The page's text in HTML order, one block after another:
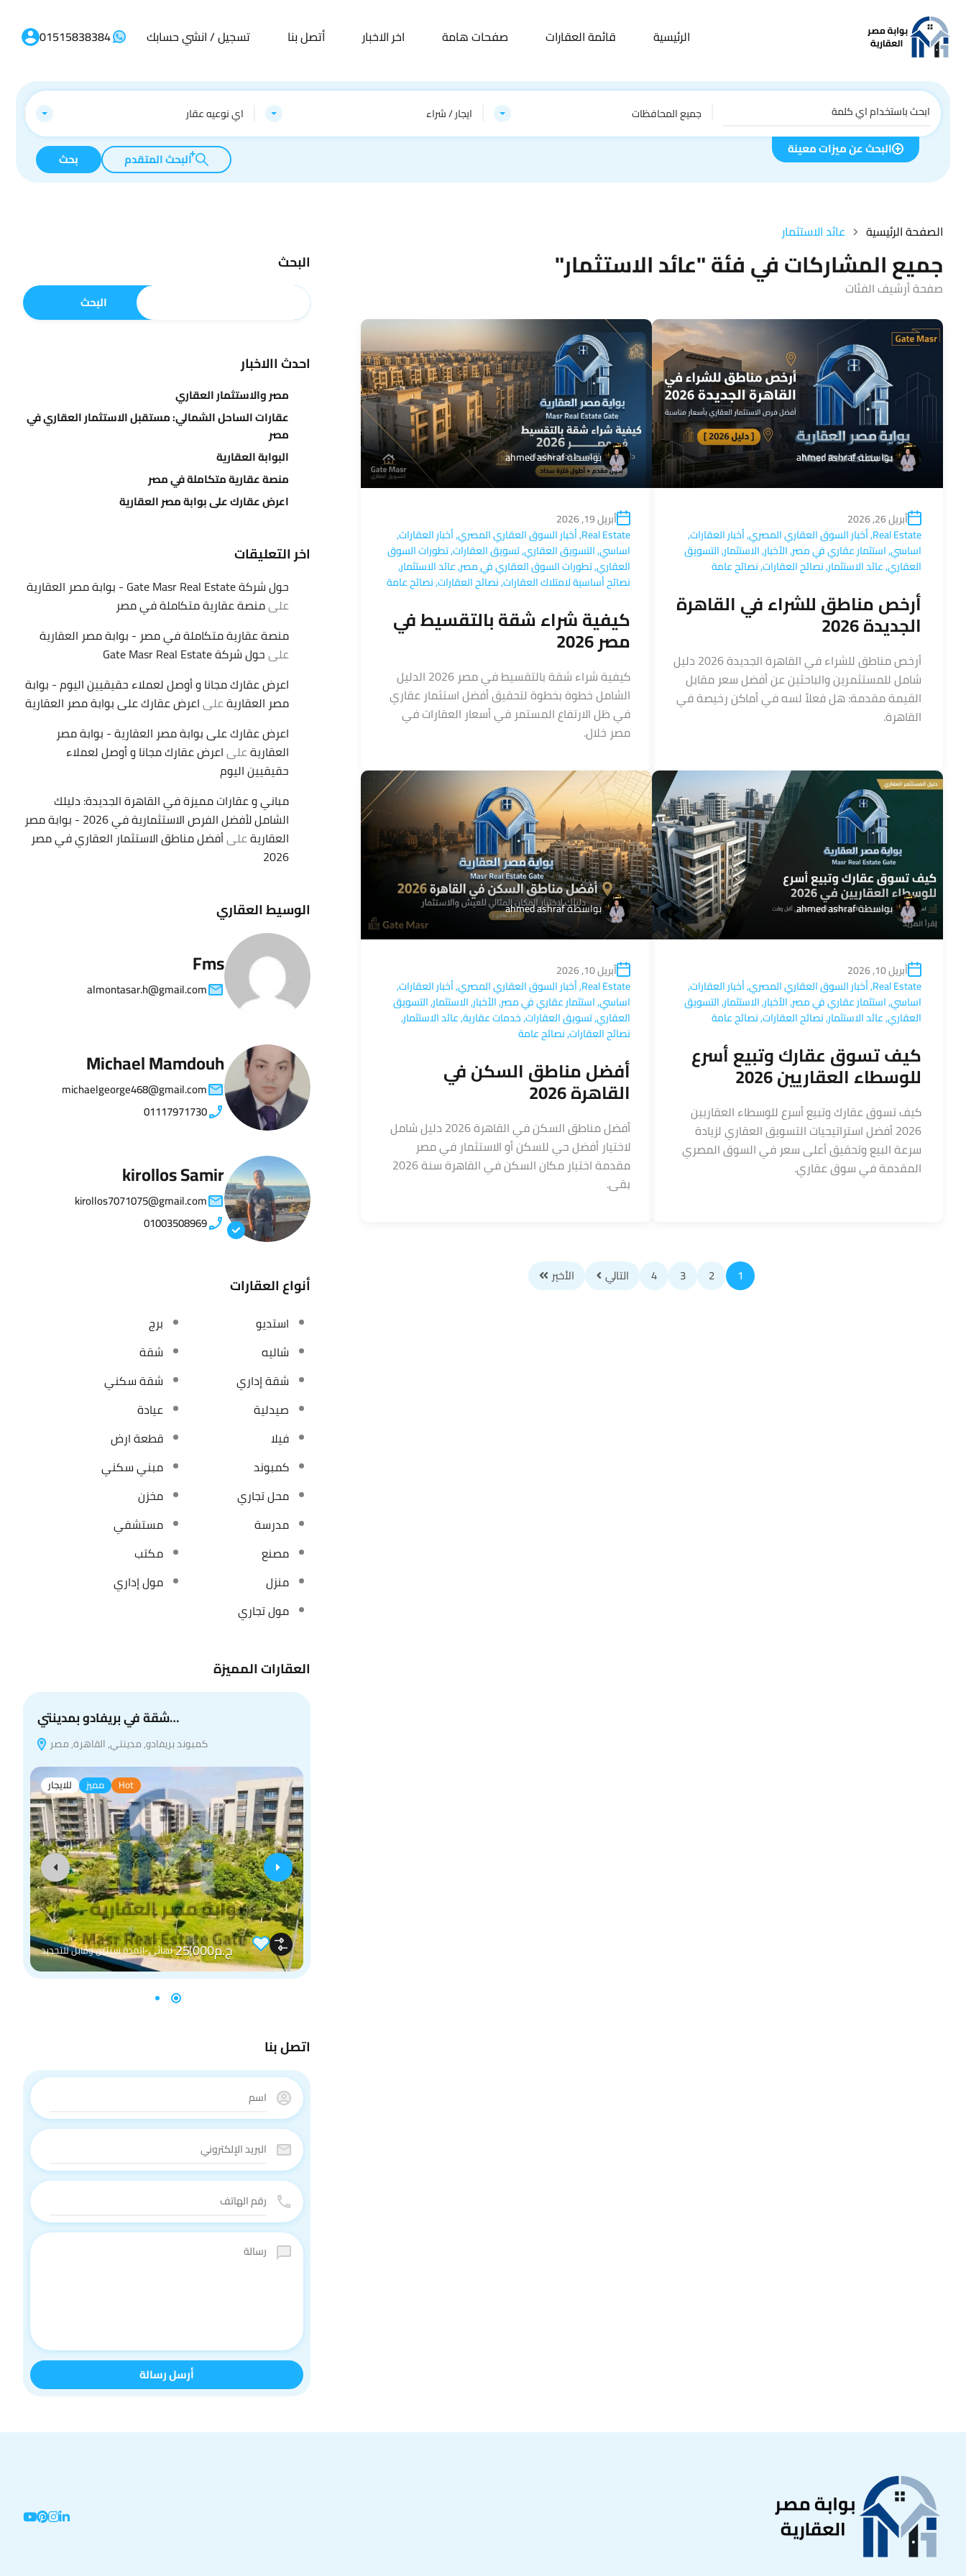
الرئيسية قائمة العقارات صفحات هامة اخر الاخبار أتصل بنا تسجيل / انشي حسابك 01515838384
جميع المحافظات ايجار / شراء اي نوعيه عقار
البحث عن ميزات معينة
البحث المتقدم بحث
الصفحة الرئيسية عائد الاستثمار
جميع المشاركات في فئة "عائد الاستثمار"
صفحة أرشيف الفئات
بواسطةahmed ashraf
أبريل 26, 2026
Real Estate
,أخبار السوق العقاري المصري,أخبار العقارات,
اساسي,استثمار عقاري في مصر,الأخبار,الاستثمار,التسويق
العقاري,عائد الاستثمار,نصائح العقارات,نصائح عامة
أرخص مناطق للشراء في القاهرة
الجديدة 2026
أرخص مناطق للشراء في القاهرة الجديدة 2026 دليل
شامل للمستثمرين والباحثين عن أفضل سعر مقابل
القيمة مقدمة: هل فعلاً لسه في أماكن رخيصة في
القاهرة.
بواسطةahmed ashraf
أبريل 19, 2026
Real Estate
,أخبار السوق العقاري المصري,أخبار العقارات,
اساسي,التسويق العقاري,تسويق العقارات,تطورات السوق
العقاري,تطورات السوق العقاري في مصر,عائد الاستثمار,
نصائح أساسية لامتلاك العقارات,نصائح العقارات,نصائح عامة
كيفية شراء شقة بالتقسيط في
مصر 2026
كيفية شراء شقة بالتقسيط في مصر 2026 الدليل
الشامل خطوة بخطوة لتحقيق أفضل استثمار عقاري
في ظل الارتفاع المستمر في أسعار العقارات في
مصر خلال.
بواسطةahmed ashraf
أبريل 10, 2026
Real Estate
,أخبار السوق العقاري المصري,أخبار العقارات,
اساسي,استثمار عقاري في مصر,الأخبار,الاستثمار,التسويق
العقاري,عائد الاستثمار,نصائح العقارات,نصائح عامة
كيف تسوق عقارك وتبيع أسرع
للوسطاء العقاريين 2026
كيف تسوق عقارك وتبيع أسرع للوسطاء العقاريين
2026 أفضل استراتيجيات التسويق العقاري لزيادة
سرعة البيع وتحقيق أعلى سعر في السوق المصري
المقدمة في سوق عقاري.
بواسطةahmed ashraf
أبريل 10, 2026
Real Estate
,أخبار السوق العقاري المصري,أخبار العقارات,
اساسي,استثمار عقاري في مصر,الأخبار,الاستثمار,التسويق
العقاري,تسويق العقارات,خدمات عقارية,عائد الاستثمار,
نصائح العقارات,نصائح عامة
أفضل مناطق السكن في
القاهرة 2026
أفضل مناطق السكن في القاهرة 2026 دليل شامل
لاختيار أفضل حي للسكن أو الاستثمار في مصر
مقدمة اختيار مكان السكن في القاهرة سنة 2026
بقى.
1
2
3
4 التالي الأخير
البحث
البحث
احدث االاخبار
مصر والاستثمار العقاري
عقارات الساحل الشمالي: مستقبل الاستثمار العقاري في
مصر
البوابة العقارية
منصة عقارية متكاملة في مصر
اعرض عقارك على بوابة مصر العقارية
اخر التعليقات
حول شركة Gate Masr Real Estate - بوابة مصر العقارية
علىمنصة عقارية متكاملة في مصر
منصة عقارية متكاملة في مصر - بوابة مصر العقارية
علىحول شركة Gate Masr Real Estate
اعرض عقارك مجانا و أوصل لعملاء حقيقيين اليوم - بوابة
مصر العقاريةعلىاعرض عقارك على بوابة مصر العقارية
اعرض عقارك على بوابة مصر العقارية - بوابة مصر
العقاريةعلىاعرض عقارك مجانا و أوصل لعملاء
حقيقيين اليوم
مباني و عقارات مميزة في القاهرة الجديدة: دليلك
الشامل لأفضل الفرص الاستثمارية في 2026 - بوابة مصر
العقاريةعلىأفضل مناطق الاستثمار العقاري في مصر
2026
الوسيط العقاري
Fms
almontasar.h@gmail.com
Michael Mamdouh
michaelgeorge468@gmail.com
01117971730
kirollos Samir
kirollos7071075@gmail.com
01003508969
أنواع العقارات
استديو
برج
شاليه
شقة
شقة إداري
شقة سكني
صيدلية
عيادة
فيلا
قطعة ارض
كمبوند
مبني سكني
محل تجاري
مخزن
مدرسة
مستشفي
مصنع
مكتب
منزل
مول إداري
مول تجاري
العقارات المميزة
شقة في بريفادو بمدينتي…
كمبوند بريفادو, مدينتي, القاهرة, مصر
للايجار مميز Hot
ج.م25,000 نهائي-المدة سنتين وقابل للتجديد
اتصل بنا